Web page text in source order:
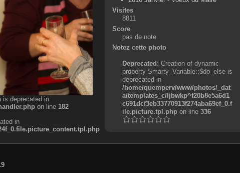
is deprecated in
on line 182
in
Visites
8811
Score
pas de note
Notez cette photo
Deprecated: Creation of dynamic
property Smarty_Variable::$do_else is
deprecated in
/home/quemperv/www/photos/_dat
a/templates_c/ljbwkp^f20b8e5a6d1
c691dcf3eb33770913f274aba69ef_0.f
ile.picture.tpl.phpon line 336